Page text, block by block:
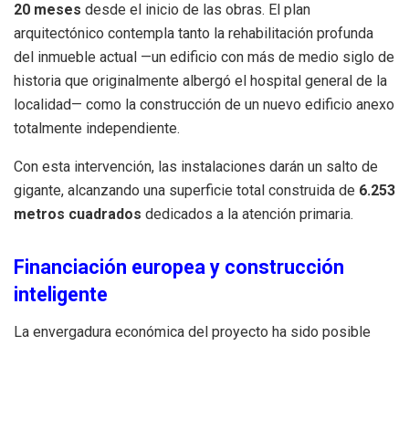
20 meses desde el inicio de las obras. El plan
arquitectónico contempla tanto la rehabilitación profunda
del inmueble actual —un edificio con más de medio siglo de
historia que originalmente albergó el hospital general de la
localidad— como la construcción de un nuevo edificio anexo
totalmente independiente.
Con esta intervención, las instalaciones darán un salto de
gigante, alcanzando una superficie total construida de 6.253
metros cuadrados dedicados a la atención primaria.
Financiación europea y construcción
inteligente
La envergadura económica del proyecto ha sido posible